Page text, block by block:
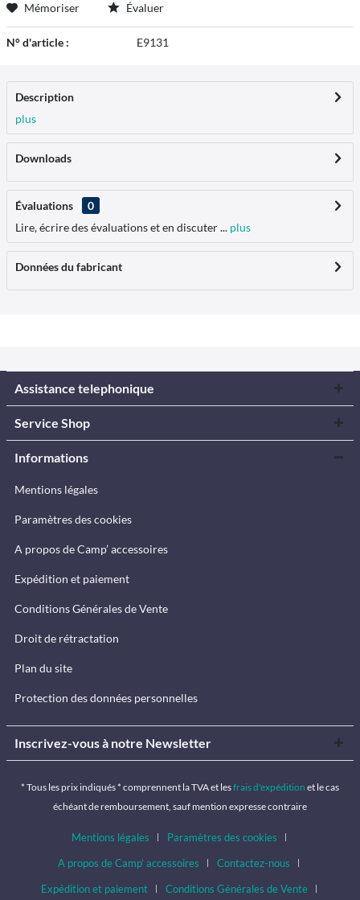
Mémoriser Évaluer
N° d'article : E9131
Description
plus
Downloads
Évaluations
0
Lire, écrire des évaluations et en discuter ... plus
Données du fabricant
Assistance telephonique
Service Shop
Informations
Mentions légales
Paramètres des cookies
A propos de Camp’ accessoires
Expédition et paiement
Conditions Générales de Vente
Droit de rétractation
Plan du site
Protection des données personnelles
Inscrivez-vous à notre Newsletter
* Tous les prix indiqués * comprennent la TVA et lesfrais d'expédition et le cas
échéant de remboursement, sauf mention expresse contraire
Mentions légales
Paramètres des cookies
A propos de Camp’ accessoires
Contactez-nous
Expédition et paiement
Conditions Générales de Vente